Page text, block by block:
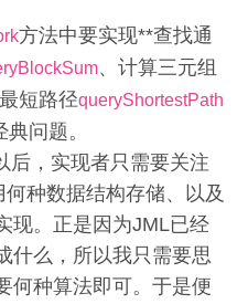
方法中要实现**查找通
、计算三元组
短路径queryShortestPath
问题。
后，实现者只需要关注
种数据结构存储、以及
现。正是因为JML已经
什么，所以我只需要思
何种算法即可。于是便